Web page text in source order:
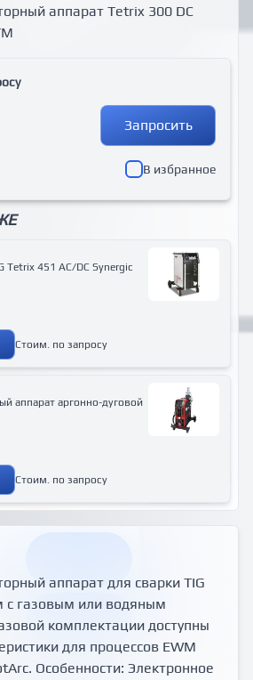
аппарат Tetrix 300 DC
Запросить
В избранное
Tetrix 451 AC/DC Synergic
Стоим. по запросу
аппарат аргонно-дуговой
Стоим. по запросу
аппарат для сварки ТIG
с газовым или водяным
комплектации доступны
для процессов EWM
Особенности: Электронное